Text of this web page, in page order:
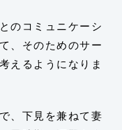
のコミュニケーシ
、そのためのサー
えるようになりま
、下見を兼ねて妻